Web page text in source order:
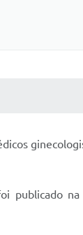
publicado